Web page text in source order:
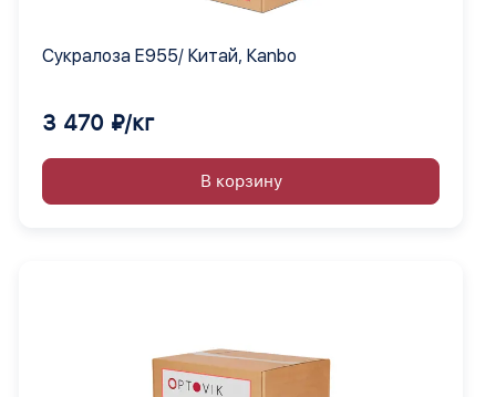
Сукралоза Е955/ Китай, Кanbo
3 470 ₽/кг
В корзину